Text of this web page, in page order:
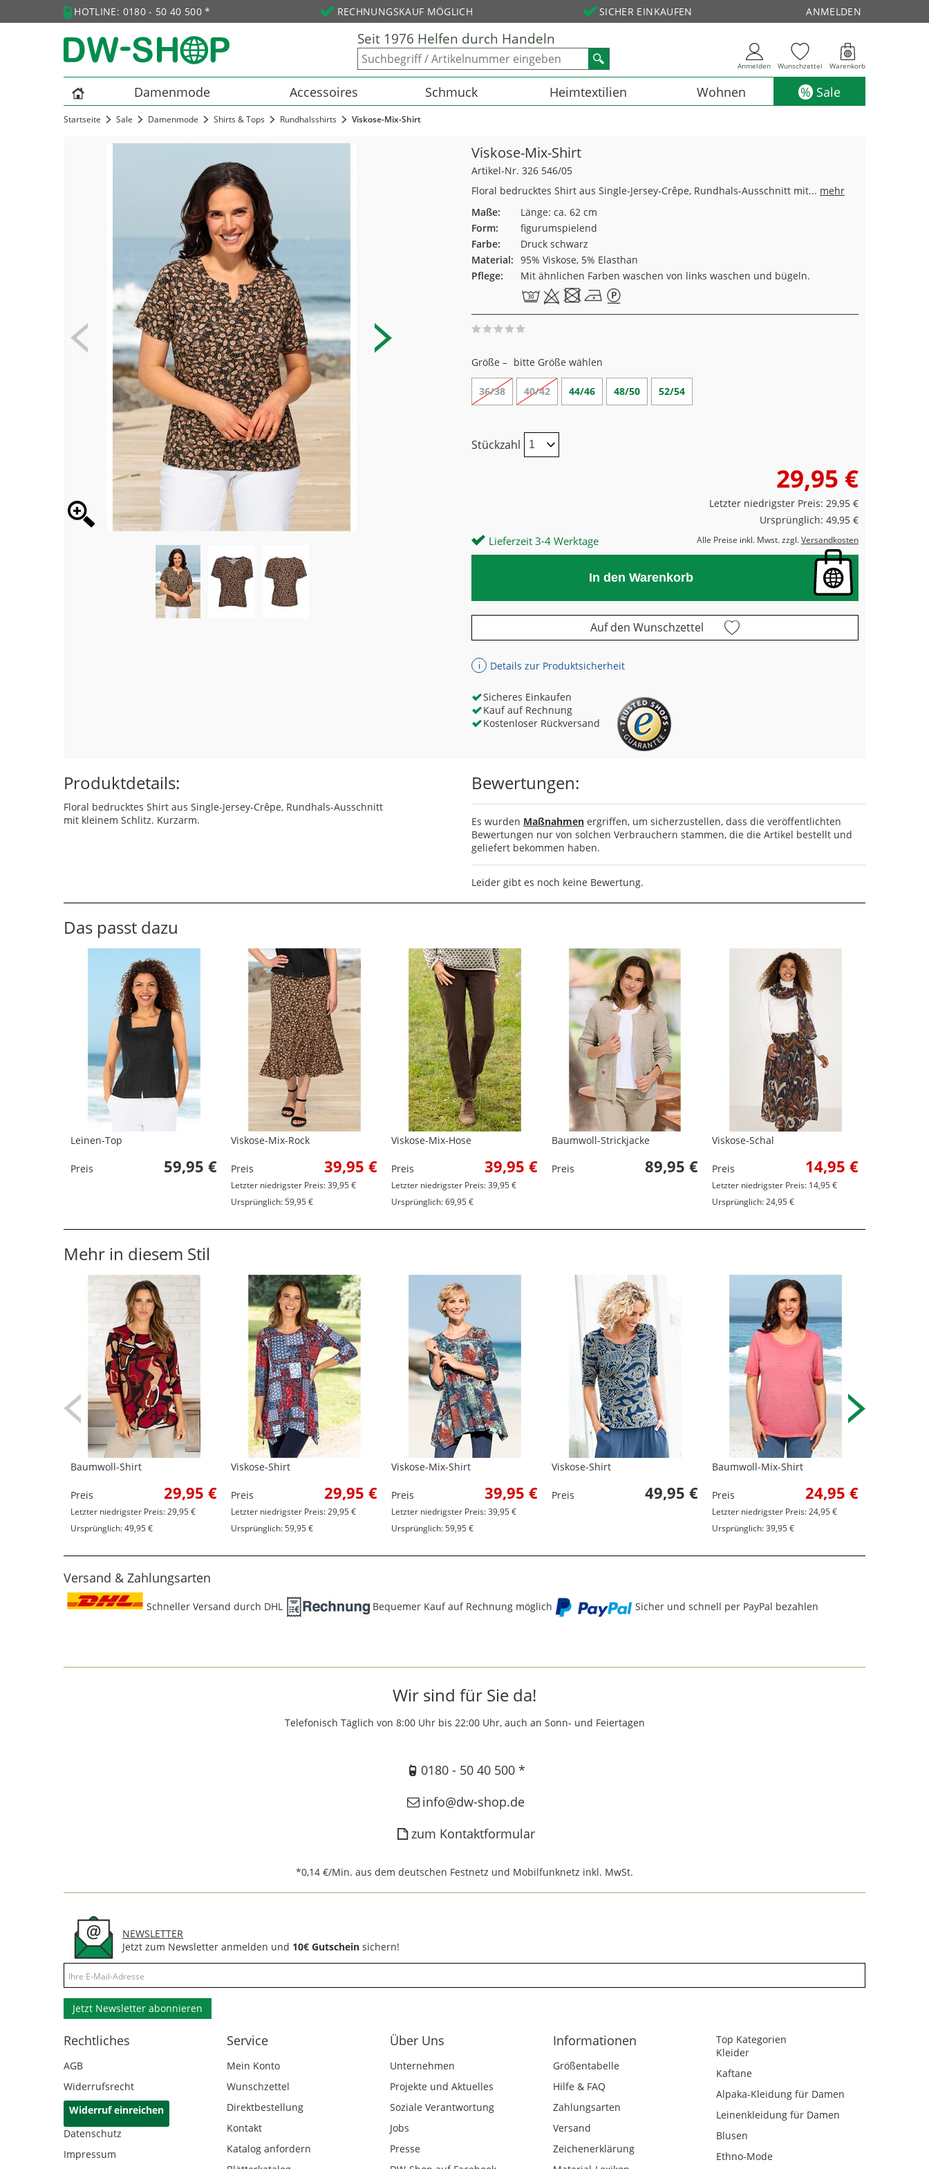
HOTLINE: 0180 - 50 40 500 * RECHNUNGSKAUF MÖGLICH SICHER EINKAUFEN ANMELDEN
Seit 1976 Helfen durch Handeln
Anmelden Wunschzettel Warenkorb
Damenmode Accessoires Schmuck Heimtextilien Wohnen Sale
Startseite Sale Damenmode Shirts & Tops Rundhalsshirts Viskose-Mix-Shirt
Viskose-Mix-Shirt
Artikel-Nr. 326 546/05
Floral bedrucktes Shirt aus Single-Jersey-Crêpe, Rundhals-Ausschnitt mit... mehr
Größe – bitte Größe wählen
36/38 40/42 44/46 48/50 52/54
Stückzahl
29,95 €
Letzter niedrigster Preis: 29,95 €
Ursprünglich: 49,95 €
Alle Preise inkl. Mwst. zzgl.Versandkosten
Lieferzeit 3-4 Werktage
In den Warenkorb
Auf den Wunschzettel
ℹ Details zur Produktsicherheit
Sicheres Einkaufen
Kauf auf Rechnung
Kostenloser Rückversand
Maße:
Länge: ca. 62 cm
Form:
figurumspielend
Farbe:
Druck schwarz
Material: 95% Viskose, 5% Elasthan
Pflege:
Mit ähnlichen Farben waschen von links waschen und bügeln.
Produktdetails:
Floral bedrucktes Shirt aus Single-Jersey-Crêpe, Rundhals-Ausschnitt
mit kleinem Schlitz. Kurzarm.
Bewertungen:
Es wurden Maßnahmen ergriffen, um sicherzustellen, dass die veröffentlichten
Bewertungen nur von solchen Verbrauchern stammen, die die Artikel bestellt und
geliefert bekommen haben.
Leider gibt es noch keine Bewertung.
Das passt dazu
Leinen-Top
Preis 59,95 €
Viskose-Mix-Rock
Preis 39,95 €
Letzter niedrigster Preis: 39,95 €
Ursprünglich: 59,95 €
Viskose-Mix-Hose
Preis 39,95 €
Letzter niedrigster Preis: 39,95 €
Ursprünglich: 69,95 €
Baumwoll-Strickjacke
Preis 89,95 €
Viskose-Schal
Preis 14,95 €
Letzter niedrigster Preis: 14,95 €
Ursprünglich: 24,95 €
Mehr in diesem Stil
Baumwoll-Shirt
Preis 29,95 €
Letzter niedrigster Preis: 29,95 €
Ursprünglich: 49,95 €
Viskose-Shirt
Preis 29,95 €
Letzter niedrigster Preis: 29,95 €
Ursprünglich: 59,95 €
Viskose-Mix-Shirt
Preis 39,95 €
Letzter niedrigster Preis: 39,95 €
Ursprünglich: 59,95 €
Viskose-Shirt
Preis 49,95 €
Baumwoll-Mix-Shirt
Preis 24,95 €
Letzter niedrigster Preis: 24,95 €
Ursprünglich: 39,95 €
Versand & Zahlungsarten
Schneller Versand durch DHL Bequemer Kauf auf Rechnung möglich Sicher und schnell per PayPal bezahlen
Wir sind für Sie da!
Telefonisch Täglich von 8:00 Uhr bis 22:00 Uhr, auch an Sonn- und Feiertagen
0180 - 50 40 500 *
info@dw-shop.de
zum Kontaktformular
*0,14 €/Min. aus dem deutschen Festnetz und Mobilfunknetz inkl. MwSt.
NEWSLETTER
Jetzt zum Newsletter anmelden und 10€ Gutschein sichern!
Jetzt Newsletter abonnieren
Rechtliches
AGB
Widerrufsrecht
Widerruf einreichen
Datenschutz
Impressum
Service
Mein Konto
Wunschzettel
Direktbestellung
Kontakt
Katalog anfordern
Über Uns
Unternehmen
Projekte und Aktuelles
Soziale Verantwortung
Jobs
Presse
Informationen
Größentabelle
Hilfe & FAQ
Zahlungsarten
Versand
Zeichenerklärung
Top Kategorien
Kleider
Kaftane
Alpaka-Kleidung für Damen
Leinenkleidung für Damen
Blusen
Ethno-Mode